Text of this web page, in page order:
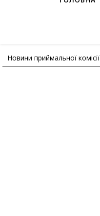
Новини приймальної комісії